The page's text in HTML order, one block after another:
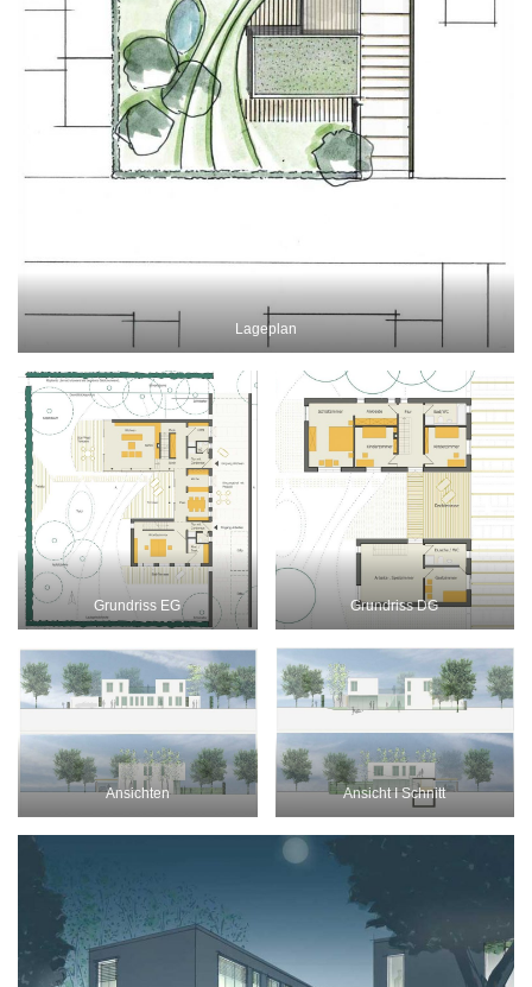
Lageplan
Grundriss EG Grundriss DG
Ansichten Ansicht I Schnitt